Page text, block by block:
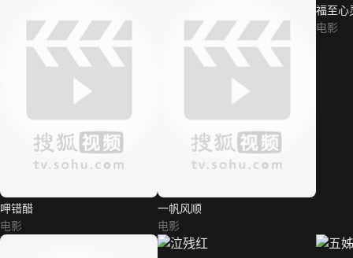
呷错醋
电影
一帆风顺
电影
福至心
电影